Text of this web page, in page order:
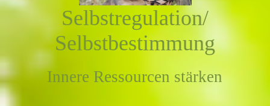
Selbstregulation/
Selbstbestimmung
Innere Ressourcen stärken